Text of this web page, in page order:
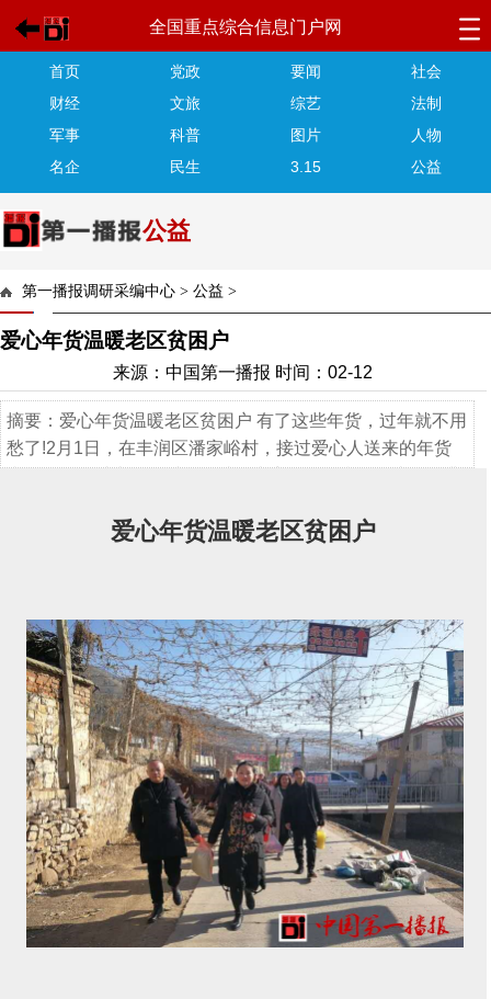
全国重点综合信息门户网
首页 党政 要闻
社会
财经
文旅 综艺
法制
军事
科普 图片
人物
名企
民生 3.15 公益
公益
第一播报调研采编中心 > 公益 >
爱心年货温暖老区贫困户
来源：中国第一播报 时间：02-12
摘要：爱心年货温暖老区贫困户 有了这些年货，过年就不用
愁了!2月1日，在丰润区潘家峪村，接过爱心人送来的年货
送去米面油、肉、蛋等年货以及总计1650元
爱心年货温暖老区贫困户